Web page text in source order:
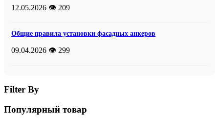
12.05.2026 👁️ 209
Общие правила установки фасадных анкеров
09.04.2026 👁️ 299
Filter By
Популярный товар